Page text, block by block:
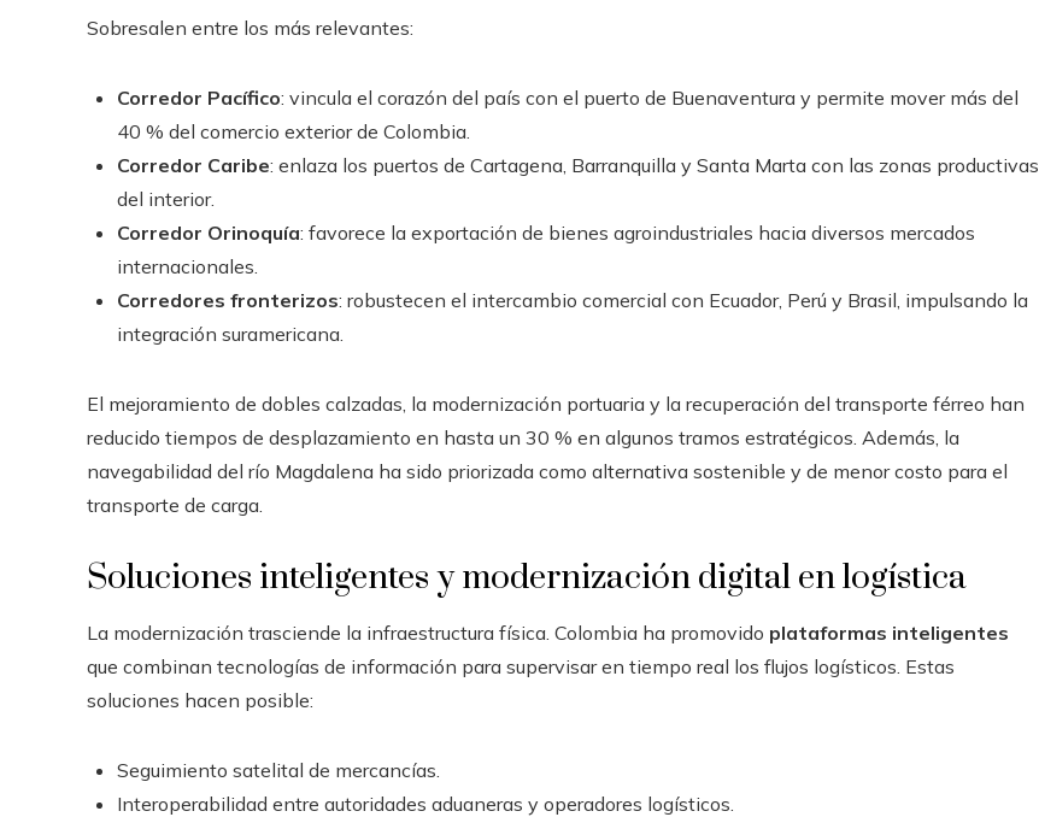
Sobresalen entre los más relevantes:
Corredor Pacífico: vincula el corazón del país con el puerto de Buenaventura y permite mover más del
40 % del comercio exterior de Colombia.
Corredor Caribe: enlaza los puertos de Cartagena, Barranquilla y Santa Marta con las zonas productivas
del interior.
Corredor Orinoquía: favorece la exportación de bienes agroindustriales hacia diversos mercados
internacionales.
Corredores fronterizos: robustecen el intercambio comercial con Ecuador, Perú y Brasil, impulsando la
integración suramericana.
El mejoramiento de dobles calzadas, la modernización portuaria y la recuperación del transporte férreo han
reducido tiempos de desplazamiento en hasta un 30 % en algunos tramos estratégicos. Además, la
navegabilidad del río Magdalena ha sido priorizada como alternativa sostenible y de menor costo para el
transporte de carga.
Soluciones inteligentes y modernización digital en logística
La modernización trasciende la infraestructura física. Colombia ha promovido plataformas inteligentes
que combinan tecnologías de información para supervisar en tiempo real los flujos logísticos. Estas
soluciones hacen posible:
Seguimiento satelital de mercancías.
Interoperabilidad entre autoridades aduaneras y operadores logísticos.